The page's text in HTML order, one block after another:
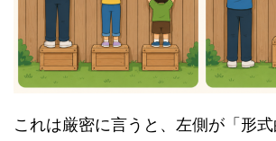
これは厳密に言うと、左側が「形